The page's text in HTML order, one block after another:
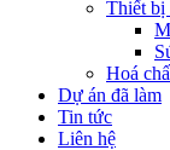
Thiết bị
Hoá
Dự án đã làm
Tin tức
Liên hệ